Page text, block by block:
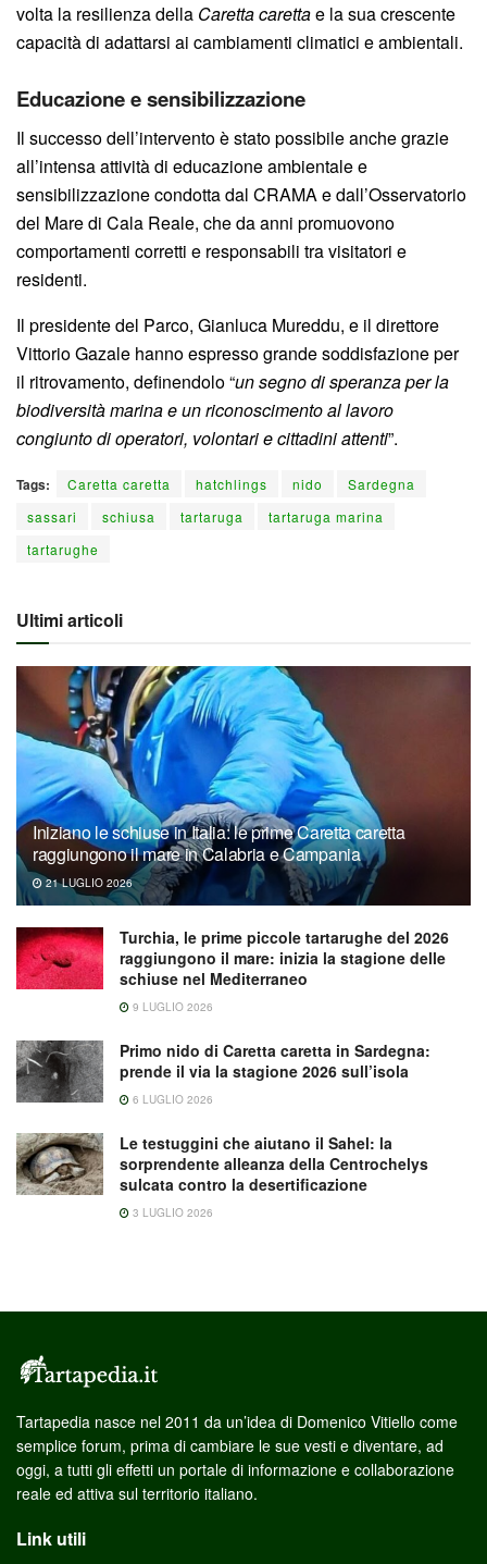
volta la resilienza della Caretta carettae la sua crescente
capacità di adattarsi ai cambiamenti climatici e ambientali.
Educazione e sensibilizzazione
Il successo dell’intervento è stato possibile anche grazie
all’intensa attività di educazione ambientale e
sensibilizzazione condotta dal CRAMA e dall’Osservatorio
del Mare di Cala Reale, che da anni promuovono
comportamenti corretti e responsabili tra visitatori e
residenti.
Il presidente del Parco, Gianluca Mureddu, e il direttore
Vittorio Gazale hanno espresso grande soddisfazione per
il ritrovamento, definendolo “un segno di speranza per la
biodiversità marina e un riconoscimento al lavoro
congiunto di operatori, volontari e cittadini attenti”.
Tags: Caretta caretta hatchlings nido
Sardegna
sassari
schiusa tartaruga
tartaruga marina
tartarughe
Ultimi articoli
Iniziano le schiuse in Italia: le prime Caretta caretta
raggiungono il mare in Calabria e Campania
21 LUGLIO 2026
Turchia, le prime piccole tartarughe del 2026
raggiungono il mare: inizia la stagione delle
schiuse nel Mediterraneo
9 LUGLIO 2026
Primo nido di Caretta caretta in Sardegna:
prende il via la stagione 2026 sull’isola
6 LUGLIO 2026
Le testuggini che aiutano il Sahel: la
sorprendente alleanza della Centrochelys
sulcata contro la desertificazione
3 LUGLIO 2026
Tartapedia nasce nel 2011 da un’idea di Domenico Vitiello come
semplice forum, prima di cambiare le sue vesti e diventare, ad
oggi, a tutti gli effetti un portale di informazione e collaborazione
reale ed attiva sul territorio italiano.
Link utili